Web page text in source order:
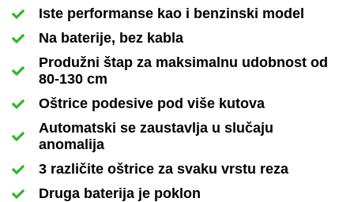
Iste performanse kao i benzinski model
Na baterije, bez kabla
Produžni štap za maksimalnu udobnost od
80-130 cm
Oštrice podesive pod više kutova
Automatski se zaustavlja u slučaju
anomalija
3 različite oštrice za svaku vrstu reza
Druga baterija je poklon